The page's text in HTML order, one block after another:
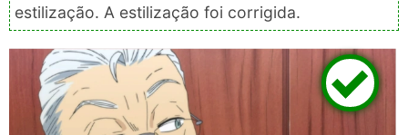
estilização. A estilização foi corrigida.